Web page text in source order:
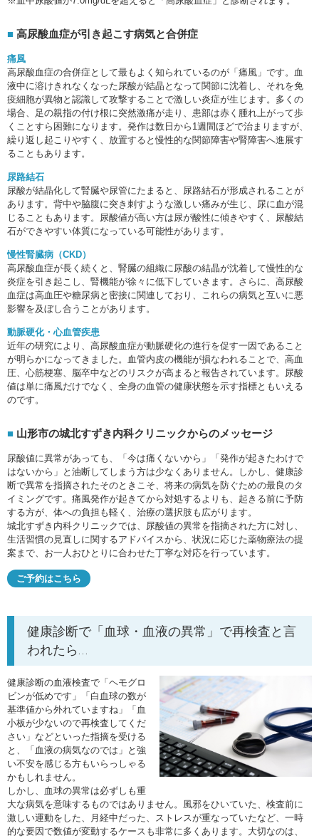
高尿酸血症が引き起こす病気と合併症
痛風
高尿酸血症の合併症として最もよく知られているのが「痛風」です。血
液中に溶けきれなくなった尿酸が結晶となって関節に沈着し、それを免
疫細胞が異物と認識して攻撃することで激しい炎症が生じます。多くの
場合、足の親指の付け根に突然激痛が走り、患部は赤く腫れ上がって歩
くことすら困難になります。発作は数日から1週間ほどで治まりますが、
繰り返し起こりやすく、放置すると慢性的な関節障害や腎障害へ進展す
ることもあります。
尿路結石
尿酸が結晶化して腎臓や尿管にたまると、尿路結石が形成されることが
あります。背中や脇腹に突き刺すような激しい痛みが生じ、尿に血が混
じることもあります。尿酸値が高い方は尿が酸性に傾きやすく、尿酸結
石ができやすい体質になっている可能性があります。
慢性腎臓病（CKD）
高尿酸血症が長く続くと、腎臓の組織に尿酸の結晶が沈着して慢性的な
炎症を引き起こし、腎機能が徐々に低下していきます。さらに、高尿酸
血症は高血圧や糖尿病と密接に関連しており、これらの病気と互いに悪
影響を及ぼし合うことがあります。
動脈硬化・心血管疾患
近年の研究により、高尿酸血症が動脈硬化の進行を促す一因であること
が明らかになってきました。血管内皮の機能が損なわれることで、高血
圧、心筋梗塞、脳卒中などのリスクが高まると報告されています。尿酸
値は単に痛風だけでなく、全身の血管の健康状態を示す指標ともいえる
のです。
山形市の城北すずき内科クリニックからのメッセージ
尿酸値に異常があっても、「今は痛くないから」「発作が起きたわけで
はないから」と油断してしまう方は少なくありません。しかし、健康診
断で異常を指摘されたそのときこそ、将来の病気を防ぐための最良のタ
イミングです。痛風発作が起きてから対処するよりも、起きる前に予防
する方が、体への負担も軽く、治療の選択肢も広がります。
城北すずき内科クリニックでは、尿酸値の異常を指摘された方に対し、
生活習慣の見直しに関するアドバイスから、状況に応じた薬物療法の提
案まで、お一人おひとりに合わせた丁寧な対応を行っています。
ご予約はこちら
健康診断で「血球・血液の異常」で再検査と言
われたら…
健康診断の血液検査で「ヘモグロ
ビンが低めです」「白血球の数が
基準値から外れていますね」「血
小板が少ないので再検査してくだ
さい」などといった指摘を受ける
と、「血液の病気なのでは」と強
い不安を感じる方もいらっしゃる
かもしれません。
しかし、血球の異常は必ずしも重
大な病気を意味するものではありません。風邪をひいていた、検査前に
激しい運動をした、月経中だった、ストレスが重なっていたなど、一時
的な要因で数値が変動するケースも非常に多くあります。大切なのは、